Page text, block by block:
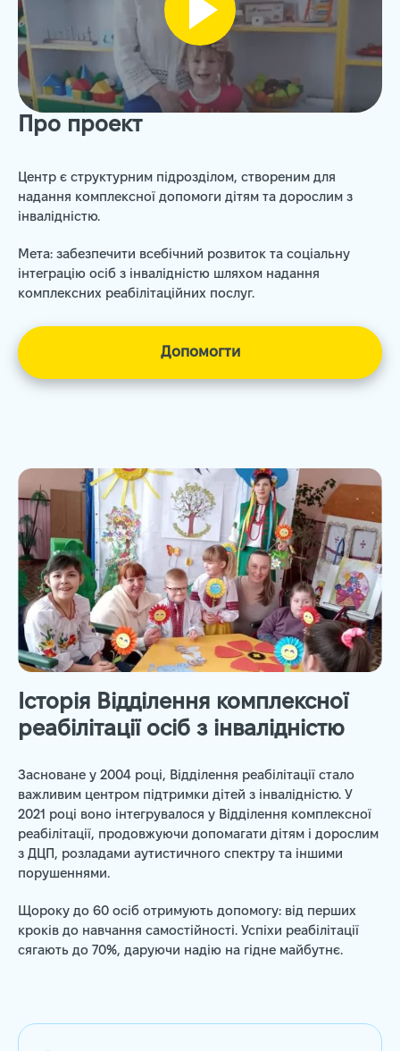
Про проект
Центр є структурним підрозділом, створеним для
надання комплексної допомоги дітям та дорослим з
інвалідністю.
Мета: забезпечити всебічний розвиток та соціальну
інтеграцію осіб з інвалідністю шляхом надання
комплексних реабілітаційних послуг.
Допомогти
Історія Відділення комплексної
реабілітації осіб з інвалідністю
Засноване у 2004 році, Відділення реабілітації стало
важливим центром підтримки дітей з інвалідністю. У
2021 році воно інтегрувалося у Відділення комплексної
реабілітації, продовжуючи допомагати дітям і дорослим
з ДЦП, розладами аутистичного спектру та іншими
порушеннями.
Щороку до 60 осіб отримують допомогу: від перших
кроків до навчання самостійності. Успіхи реабілітації
сягають до 70%, даруючи надію на гідне майбутнє.